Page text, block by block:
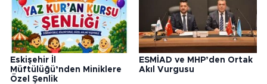
Eskişehir İl
Müftülüğü’nden Miniklere
Özel Şenlik
ESMİAD ve MHP’den Ortak
Akıl Vurgusu